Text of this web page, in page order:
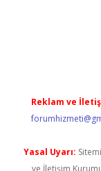
Reklam ve
Yasal Uyarı:
ve İletişim